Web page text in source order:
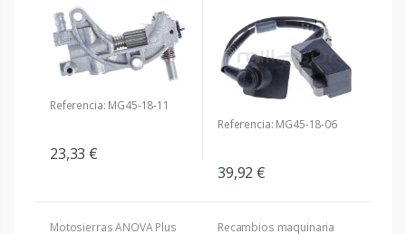
Referencia: MG45-18-11
23,33 €
Referencia: MG45-18-06
39,92 €
Motosierras ANOVA Plus
Recambios maquinaria